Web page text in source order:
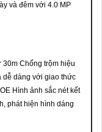
và đêm với 4.0 MP
Chống trộm hiệu
dễ dàng với giao thức
Hình ảnh sắc nét kết
phát hiện hình dáng